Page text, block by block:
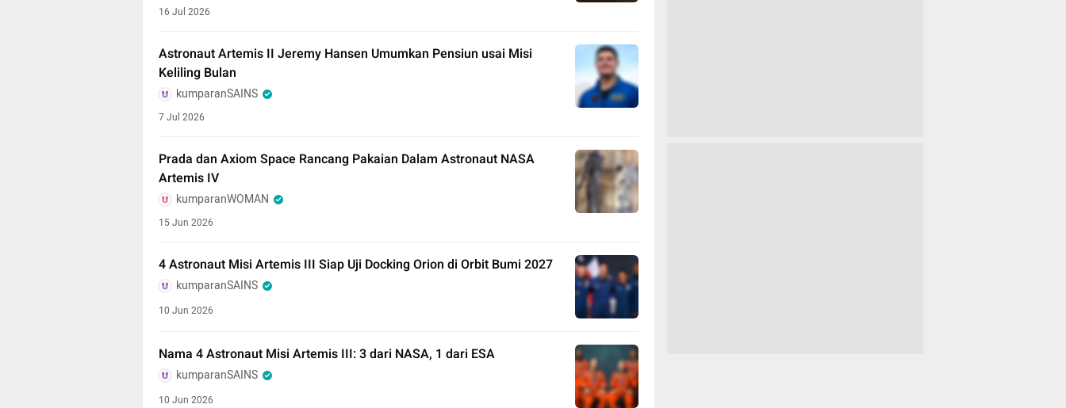
16 Jul 2026
Astronaut Artemis II Jeremy Hansen Umumkan Pensiun usai Misi
Keliling Bulan
kumparanSAINS
7 Jul 2026
Prada dan Axiom Space Rancang Pakaian Dalam Astronaut NASA
Artemis IV
kumparanWOMAN
15 Jun 2026
4 Astronaut Misi Artemis III Siap Uji Docking Orion di Orbit Bumi 2027
kumparanSAINS
10 Jun 2026
Nama 4 Astronaut Misi Artemis III: 3 dari NASA, 1 dari ESA
kumparanSAINS
10 Jun 2026